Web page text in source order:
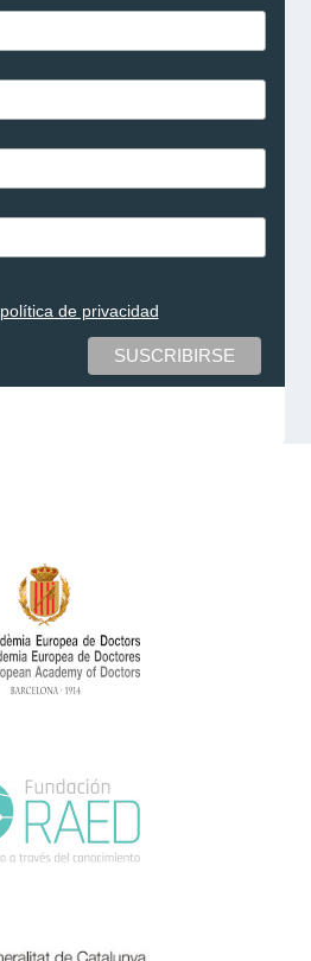
política de privacidad